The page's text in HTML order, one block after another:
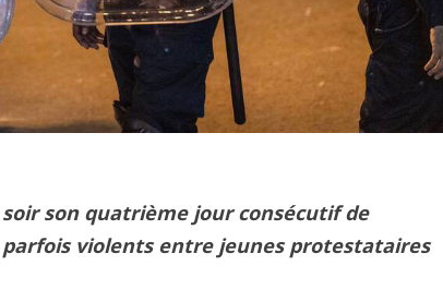
son quatrième jour consécutif de
violents entre jeunes protestataires